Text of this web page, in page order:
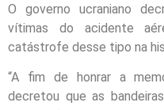
O governo ucraniano
vítimas do acidente
catástrofe desse tipo na
“A fim de honrar a
decretou que as